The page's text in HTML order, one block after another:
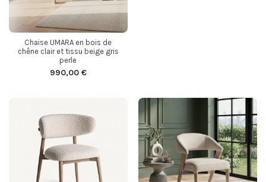
Chaise UMARA en bois de
chêne clair et tissu beige gris
perle
990,00 €